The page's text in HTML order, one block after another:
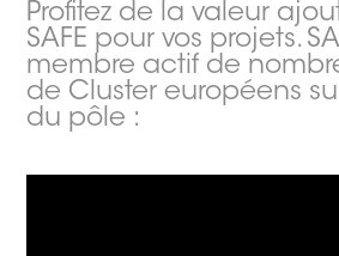
Profitez de la valeur
SAFE pour vos projets.
membre actif de
de Cluster européens
du pôle :